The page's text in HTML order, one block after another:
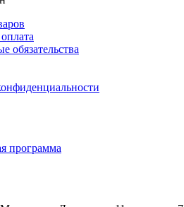
обязательства
программа